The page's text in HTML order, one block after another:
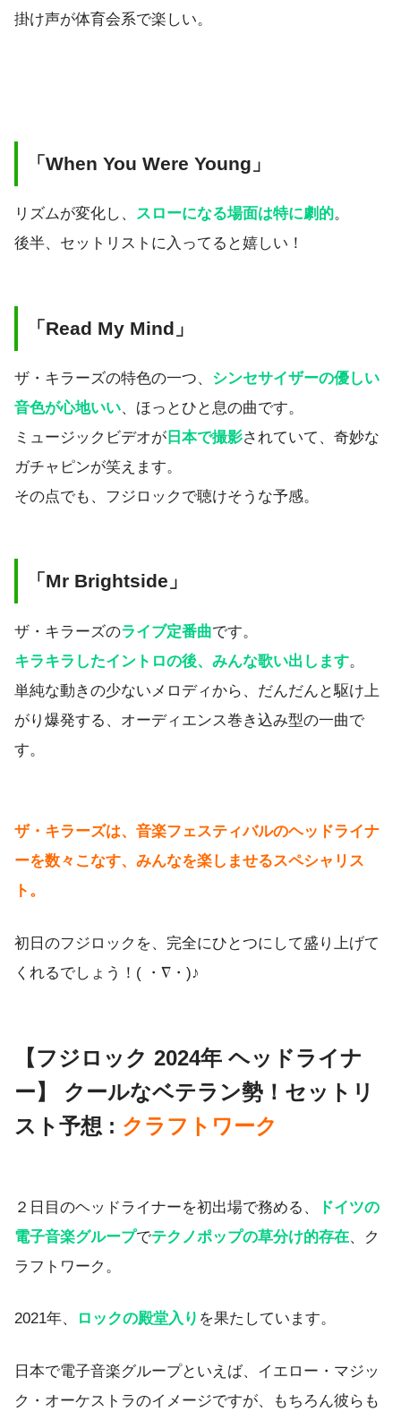
掛け声が体育会系で楽しい。
「When You Were Young」
リズムが変化し、 スローになる場面は特に劇的。
後半、セットリストに入ってると嬉しい！
「Read My Mind」
ザ・キラーズの特色の一つ、 シンセサイザーの優しい
音色が心地いい、ほっとひと息の曲です。
ミュージックビデオが 日本で撮影されていて、奇妙な
ガチャピンが笑えます。
その点でも、フジロックで聴けそうな予感。
「Mr Brightside」
ザ・キラーズのライブ定番曲です。
キラキラしたイントロの後、みんな歌い出します。
単純な動きの少ないメロディから、だんだんと駆け上
がり爆発する、オーディエンス巻き込み型の一曲で
す。
ザ・キラーズは、音楽フェスティバルのヘッドライナ
ーを数々こなす、みんなを楽しませるスペシャリス
ト。
初日のフジロックを、完全にひとつにして盛り上げて
くれるでしょう！( ・∇・)♪
【フジロック 2024年 ヘッドライナ
ー】 クールなベテラン勢！セットリ
スト予想 : クラフトワーク
２日目のヘッドライナーを初出場で務める、
ドイツの
電子音楽グループでテクノポップの草分け的存在、ク
ラフトワーク。
2021年、 ロックの殿堂入り を果たしています。
日本で電子音楽グループといえば、イエロー・マジッ
ク・オーケストラのイメージですが、もちろん彼らも